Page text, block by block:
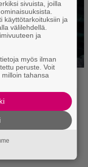
sivuista, joilla
käyttötarkoituksiin ja
välilehdellä.
ja
myös ilman
peruste. Voit
tahansa